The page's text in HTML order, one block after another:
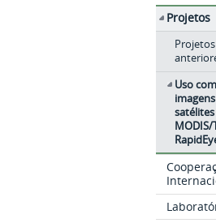
Projetos
Projetos
Uso
satélites
MODIS/